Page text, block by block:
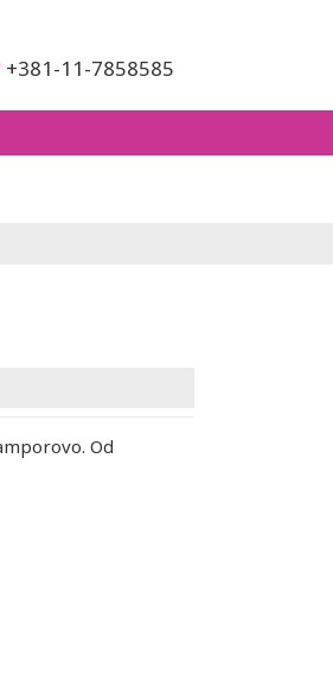
+381-11-7858585
Od